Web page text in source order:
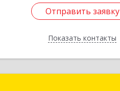
Отправить заявку
Показать контакты
Отправить заявку
Назад